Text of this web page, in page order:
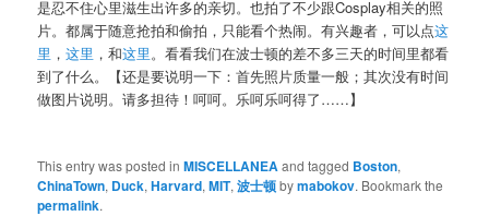
是忍不住心里滋生出许多的亲切。也拍了不少跟Cosplay相关的照
片。都属于随意抢拍和偷拍，只能看个热闹。有兴趣者，可以点这
里 ，这里 ，和这里。看看我们在波士顿的差不多三天的时间里都看
到了什么。【还是要说明一下：首先照片质量一般；其次没有时间
做图片说明。请多担待！呵呵。乐呵乐呵得了……】
This entry was posted inMISCELLANEAand tagged Boston,
ChinaTown, Duck,Harvard,MIT,波士顿bymabokov. Bookmark the
permalink.